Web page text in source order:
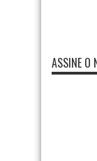
ASSINE O